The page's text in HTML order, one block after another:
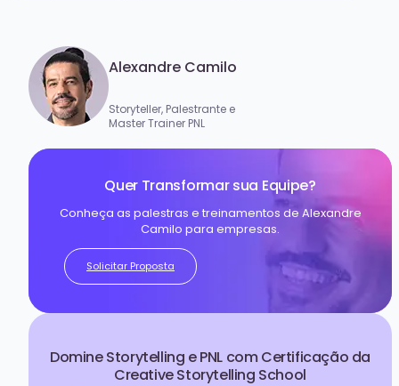
Alexandre Camilo
Storyteller, Palestrante e
Master Trainer PNL
Quer Transformar sua Equipe?
Conheça as palestras e treinamentos de Alexandre
Camilo para empresas.
Solicitar Proposta
Domine Storytelling e PNL com Certificação da
Creative Storytelling School